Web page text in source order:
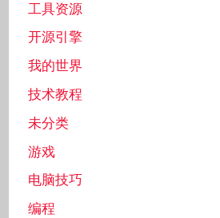
工具资源
开源引擎
我的世界
技术教程
未分类
游戏
电脑技巧
编程